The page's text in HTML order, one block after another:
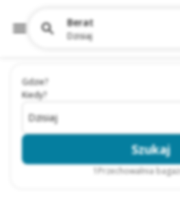
Gdzie?
Kiedy?
Dzisiaj
Szukaj
Przechowalnia
Berat
Dzisiaj